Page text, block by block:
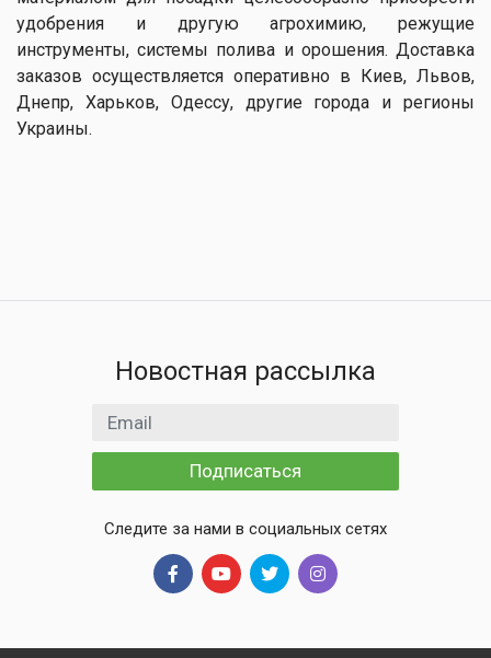
удобрения и другую агрохимию, режущие
инструменты, системы полива и орошения. Доставка
заказов осуществляется оперативно в Киев, Львов,
Днепр, Харьков, Одессу, другие города и регионы
Украины.
Новостная рассылка
Email адрес
Подписаться
Следите за нами в социальных сетях